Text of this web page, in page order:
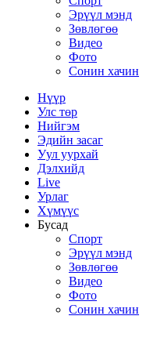
Эрүүл мэнд
Зөвлөгөө
Видео
Фото
Сонин хачин
Нүүр
Улс төр
Нийгэм
Эдийн засаг
Уул уурхай
Дэлхийд
Live
Урлаг
Хүмүүс
Бусад
Спорт
Эрүүл мэнд
Зөвлөгөө
Видео
Фото
Сонин хачин